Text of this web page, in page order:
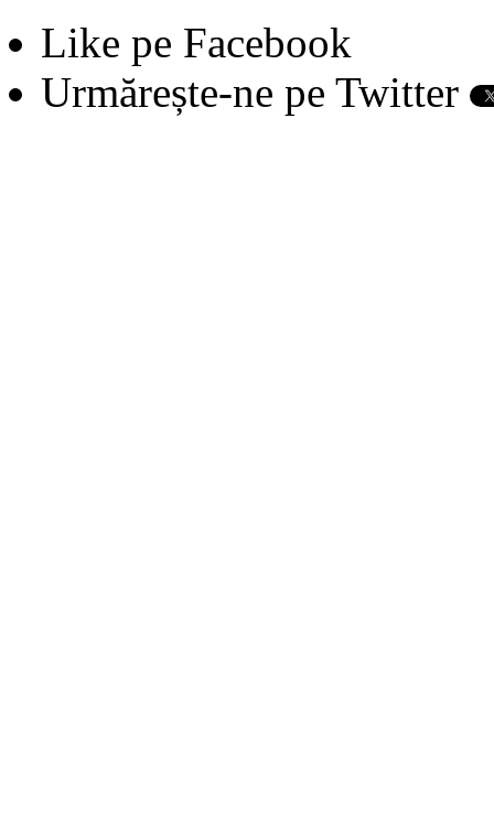
Like pe Facebook
Urmărește-ne pe Twitter